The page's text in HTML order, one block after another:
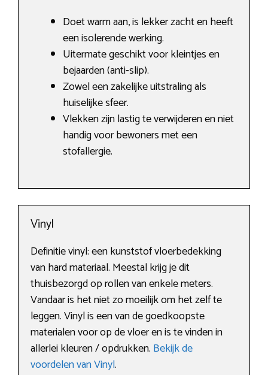
Doet warm aan, is lekker zacht en heeft
een isolerende werking.
Uitermate geschikt voor kleintjes en
bejaarden (anti-slip).
Zowel een zakelijke uitstraling als
huiselijke sfeer.
Vlekken zijn lastig te verwijderen en niet
handig voor bewoners met een
stofallergie.
Vinyl
Definitie vinyl: een kunststof vloerbedekking
van hard materiaal. Meestal krijg je dit
thuisbezorgd op rollen van enkele meters.
Vandaar is het niet zo moeilijk om het zelf te
leggen. Vinyl is een van de goedkoopste
materialen voor op de vloer en is te vinden in
allerlei kleuren / opdrukken. Bekijk de
voordelen van Vinyl.